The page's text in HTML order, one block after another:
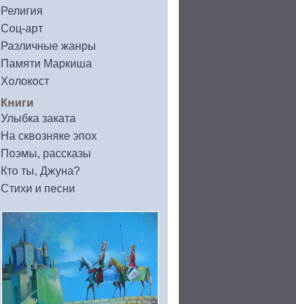
Религия
Соц-арт
Различные жанры
Памяти Маркиша
Холокост
Книги
Улыбка заката
На сквозняке эпох
Поэмы, рассказы
Кто ты, Джуна?
Стихи и песни